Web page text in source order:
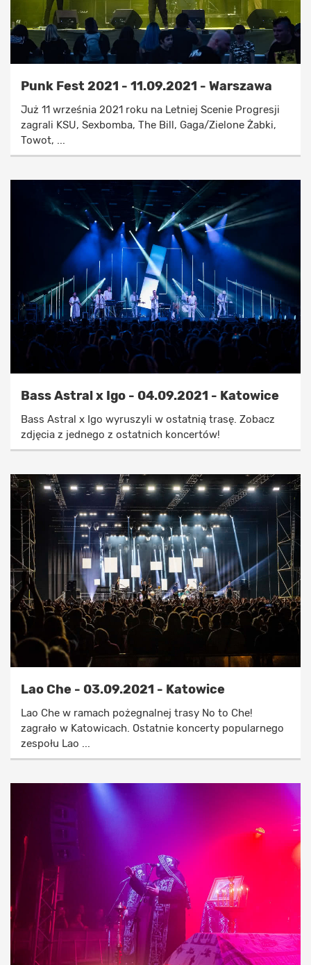
Punk Fest 2021 - 11.09.2021 - Warszawa
Już 11 września 2021 roku na Letniej Scenie Progresji
zagrali KSU, Sexbomba, The Bill, Gaga/Zielone Żabki,
Towot, ...
Bass Astral x Igo - 04.09.2021 - Katowice
Bass Astral x Igo wyruszyli w ostatnią trasę. Zobacz
zdjęcia z jednego z ostatnich koncertów!
Lao Che - 03.09.2021 - Katowice
Lao Che w ramach pożegnalnej trasy No to Che!
zagrało w Katowicach. Ostatnie koncerty popularnego
zespołu Lao ...